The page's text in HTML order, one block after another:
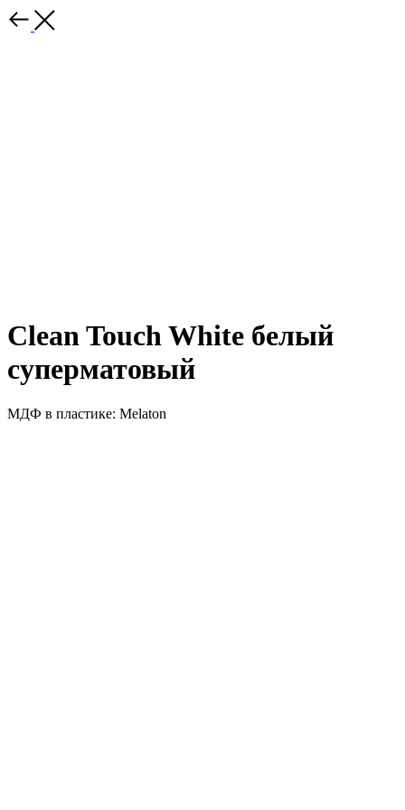
Clean Touch White белый
суперматовый
МДФ в пластике: Melaton